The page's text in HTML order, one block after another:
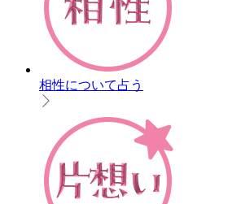
相性について占う